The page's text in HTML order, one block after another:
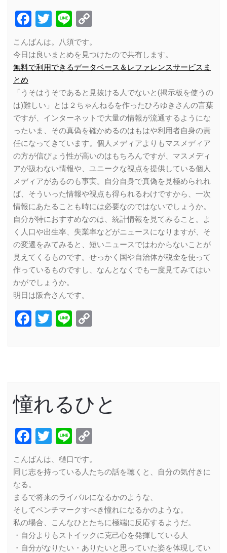
Facebook
Twitter
Line
こんばんは。八須です。
今日は良いまとめを見つけたので共有します。
無料で利用できるデータベース＆レファレンスサービスま
とめ
「うそはうそであると見抜ける人でないと(掲示板を使うの
は)難しい」とは２ちゃんねるを作ったひろゆきさんの言葉
ですが、インターネットで大量の情報が流通するようにな
ったいま、その真偽を確かめるのはもはや利用者自身の責
任になってきています。個人メディアよりもマスメディア
の方が信ぴょう性が高いのはもちろんですが、マスメディ
アが扱わない情報や、ユニークな視点を提供している個人
メディアがあるのも事実。自分自身で真偽を見極められれ
ば、そういった情報や視点も得られるわけですから、一次
情報にあたることも時には必要なのではないでしょうか。
自分が特におすすめなのは、統計情報を見てみること。よ
く人口や出生率、失業率などがニュースになりますが、そ
の変遷をみてみると、短いニュースではわからないことが
見えてくるものです。せっかく国や自治体が税金を使って
作っているものですし、なんとなくでも一度見てみてはい
かがでしょうか。
明日は阪倉さんです。
Facebook
Twitter
Line
憧れるひと
Facebook
Twitter
Line
こんばんは、樋口です。
同じ志を持っている人たちの話を聴くと、自分の気付きに
なる。
まるで将来のライバルになるかのような、
そしてベンチマークすべき憧れになるかのような。
私の場合、こんなひとたちに極端に反応するようだ。
・自分よりもストイックに克己心を発揮している人
・自分がなりたい・ありたいと思っていた姿を体現してい